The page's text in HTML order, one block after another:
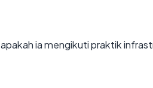
ia mengikuti praktik